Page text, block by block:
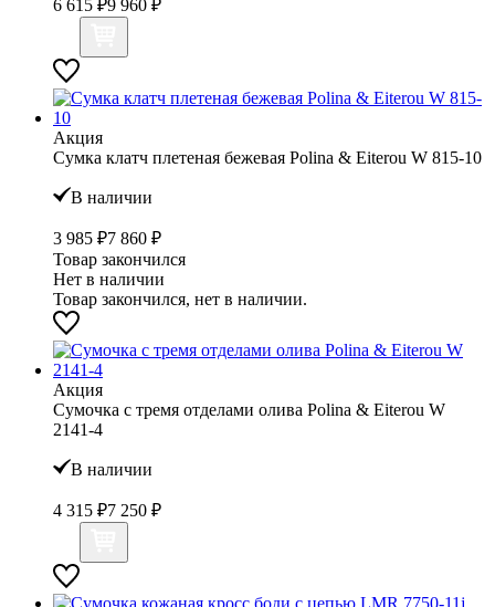
6 615 ₽9 960 ₽
Акция
Сумка клатч плетеная бежевая Polina & Eiterou W 815-10
В наличии
3 985 ₽7 860 ₽
Товар закончился
Нет в наличии
Товар закончился, нет в наличии.
Акция
Сумочка с тремя отделами олива Polina & Eiterou W
2141-4
В наличии
4 315 ₽7 250 ₽